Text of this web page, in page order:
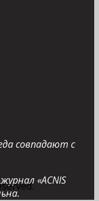
совпадают с
«ACNIS